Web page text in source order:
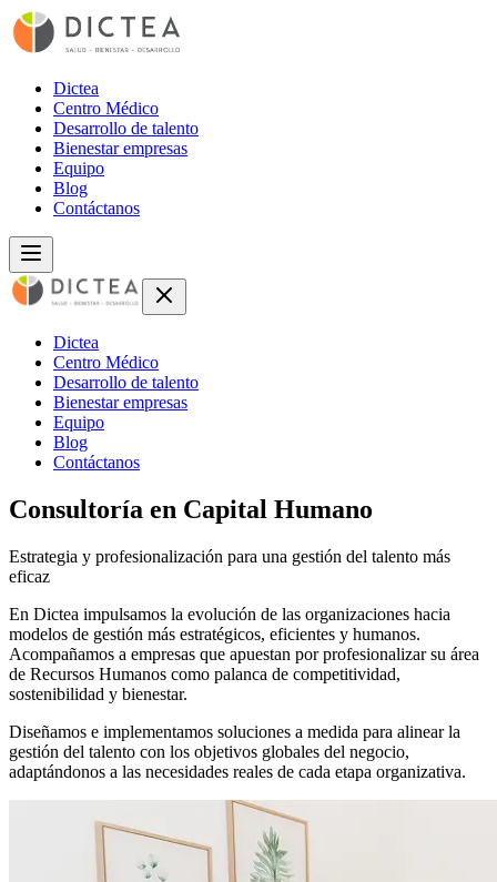
Dictea
Centro Médico
Desarrollo de talento
Bienestar empresas
Equipo
Blog
Contáctanos
Dictea
Centro Médico
Desarrollo de talento
Bienestar empresas
Equipo
Blog
Contáctanos
Consultoría en Capital Humano
Estrategia y profesionalización para una gestión del talento más
eficaz
En Dictea impulsamos la evolución de las organizaciones hacia
modelos de gestión más estratégicos, eficientes y humanos.
Acompañamos a empresas que apuestan por profesionalizar su área
de Recursos Humanos como palanca de competitividad,
sostenibilidad y bienestar.
Diseñamos e implementamos soluciones a medida para alinear la
gestión del talento con los objetivos globales del negocio,
adaptándonos a las necesidades reales de cada etapa organizativa.